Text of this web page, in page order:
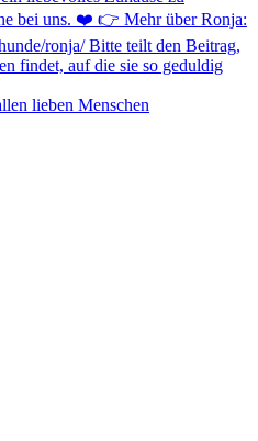
lieben Menschen